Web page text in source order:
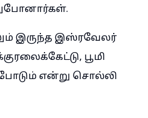
இருந்த இஸ்ரவேலர்
பூமி
என்று சொல்லி